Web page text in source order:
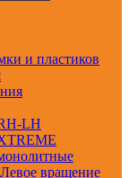
и пластиков
LH
вращение